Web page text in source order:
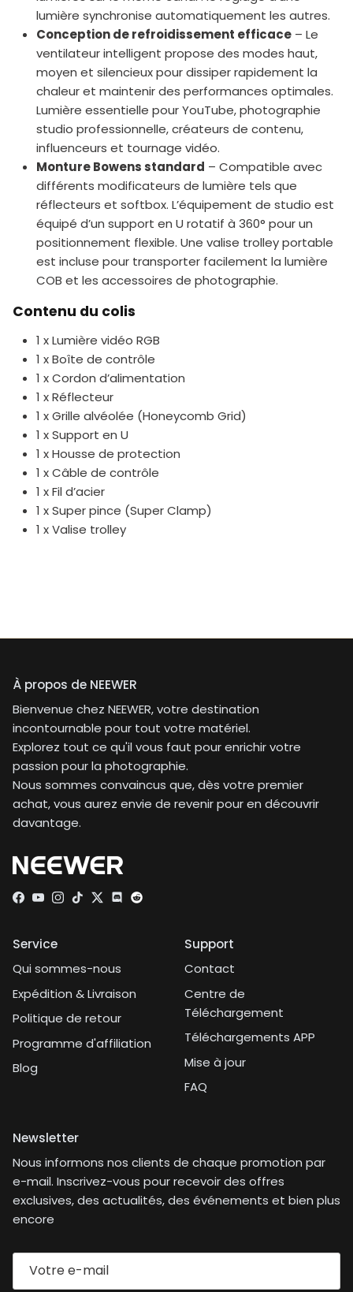
lumière synchronise automatiquement les autres.
Conception de refroidissement efficace – Le
ventilateur intelligent propose des modes haut,
moyen et silencieux pour dissiper rapidement la
chaleur et maintenir des performances optimales.
Lumière essentielle pour YouTube, photographie
studio professionnelle, créateurs de contenu,
influenceurs et tournage vidéo.
Monture Bowens standard – Compatible avec
différents modificateurs de lumière tels que
réflecteurs et softbox. L’équipement de studio est
équipé d’un support en U rotatif à 360° pour un
positionnement flexible. Une valise trolley portable
est incluse pour transporter facilement la lumière
COB et les accessoires de photographie.
Contenu du colis
1 x Lumière vidéo RGB
1 x Boîte de contrôle
1 x Cordon d’alimentation
1 x Réflecteur
1 x Grille alvéolée (Honeycomb Grid)
1 x Support en U
1 x Housse de protection
1 x Câble de contrôle
1 x Fil d’acier
1 x Super pince (Super Clamp)
1 x Valise trolley
À propos de NEEWER
Bienvenue chez NEEWER, votre destination
incontournable pour tout votre matériel.
Explorez tout ce qu'il vous faut pour enrichir votre
passion pour la photographie.
Nous sommes convaincus que, dès votre premier
achat, vous aurez envie de revenir pour en découvrir
davantage.
Facebook
YouTube
Instagram
TikTokTwitter
Discord
Service
Qui sommes-nous
Expédition & Livraison
Politique de retour
Programme d'affiliation
Blog
Support
Contact
Centre de
Téléchargement
Téléchargements APP
Mise à jour
FAQ
Newsletter
Nous informons nos clients de chaque promotion par
e-mail. Inscrivez-vous pour recevoir des offres
exclusives, des actualités, des événements et bien plus
encore